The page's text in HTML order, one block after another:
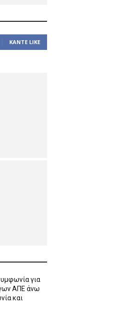
ΚΆΝΤΕ LIKE
για
ΑΠΕ άνω
και